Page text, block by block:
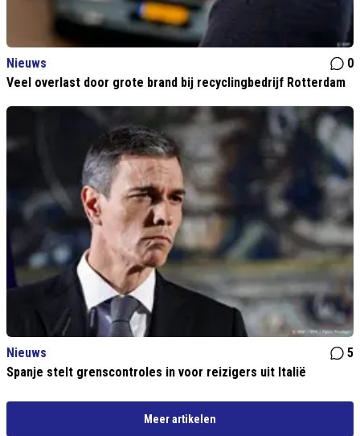
Nieuws
0
Veel overlast door grote brand bij recyclingbedrijf Rotterdam
Nieuws
5
Spanje stelt grenscontroles in voor reizigers uit Italië
Meer artikelen